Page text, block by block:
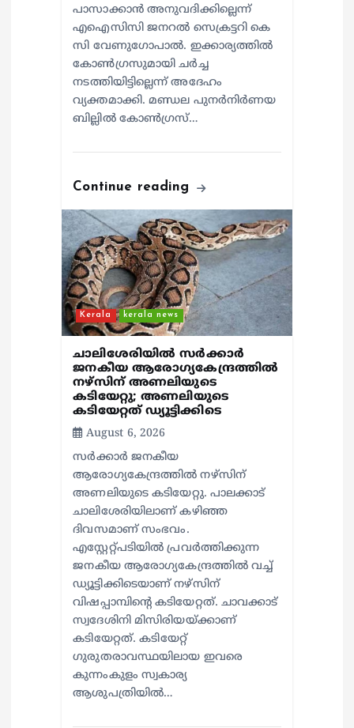
പാസാക്കാൻ അനുവദിക്കില്ലെന്ന്
എഐസിസി ജനറൽ സെക്രട്ടറി കെ
സി വേണുഗോപാൽ. ഇക്കാര്യത്തിൽ
കോൺഗ്രസുമായി ചർച്ച
നടത്തിയിട്ടില്ലെന്ന് അദേഹം
വ്യക്തമാക്കി. മണ്ഡല പുനർനിർണയ
ബില്ലിൽ കോൺഗ്രസ്…
Continue reading
Kerala kerala news
ചാലിശേരിയില്‍ സര്‍ക്കാര്‍
ജനകീയ ആരോഗ്യകേന്ദ്രത്തില്‍
നഴ്സിന് അണലിയുടെ
കടിയേറ്റു; അണലിയുടെ
കടിയേറ്റത് ഡ്യൂട്ടിക്കിടെ
August 6, 2026
സര്‍ക്കാര്‍ ജനകീയ
ആരോഗ്യകേന്ദ്രത്തില്‍ നഴ്സിന്
അണലിയുടെ കടിയേറ്റു. പാലക്കാട്
ചാലിശേരിയിലാണ് കഴിഞ്ഞ
ദിവസമാണ് സംഭവം.
എസ്റ്റേറ്റ്പടിയില്‍ പ്രവര്‍ത്തിക്കുന്ന
ജനകീയ ആരോഗ്യകേന്ദ്രത്തില്‍ വച്ച്
ഡ്യൂട്ടിക്കിടെയാണ് നഴ്സിന്
വിഷപ്പാമ്പിന്റെ കടിയേറ്റത്. ചാവക്കാട്
സ്വദേശിനി മിസിരിയയ്ക്കാണ്
കടിയേറ്റത്. കടിയേറ്റ്
ഗുരുതരാവസ്ഥയിലായ ഇവരെ
കുന്നംകുളം സ്വകാര്യ
ആശുപത്രിയില്‍…